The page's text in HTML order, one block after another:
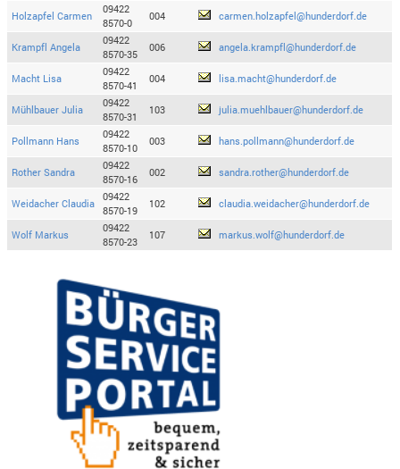
Holzapfel Carmen
09422
8570-0
004 carmen.holzapfel@hunderdorf.de
Krampfl Angela
09422
8570-35
006 angela.krampfl@hunderdorf.de
Macht Lisa
09422
8570-41
004 lisa.macht@hunderdorf.de
Mühlbauer Julia
09422
8570-31
103 julia.muehlbauer@hunderdorf.de
Pollmann Hans
09422
8570-10
003 hans.pollmann@hunderdorf.de
Rother Sandra
09422
8570-16
002 sandra.rother@hunderdorf.de
Weidacher Claudia
09422
8570-19
102 claudia.weidacher@hunderdorf.de
Wolf Markus
09422
8570-23
107 markus.wolf@hunderdorf.de